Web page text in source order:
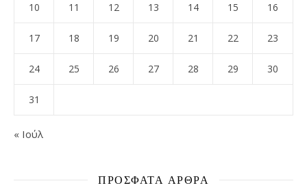
10 11 12 13 14 15 16
17 18 19 20 21 22 23
24 25 26 27 28 29 30
31
« Ιούλ
ΠΡΌΣΦΑΤΑ ΆΡΘΡΑ